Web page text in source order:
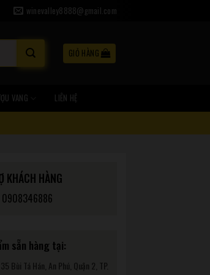
winevalley8888@gmail.com
GIỎ HÀNG
VANG LIÊN HỆ
KHÁCH HÀNG
0908346886
sẵn hàng tại:
Bùi Tá Hán, An Phú, Quận 2, TP.